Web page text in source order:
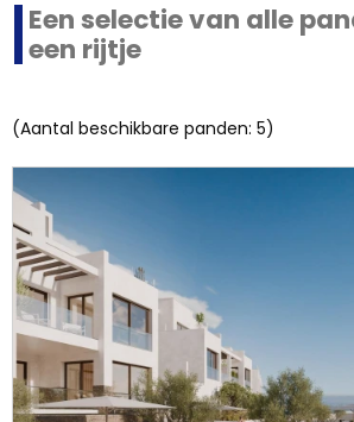
Een selectie van alle
een rijtje
(Aantal beschikbare panden: 5)